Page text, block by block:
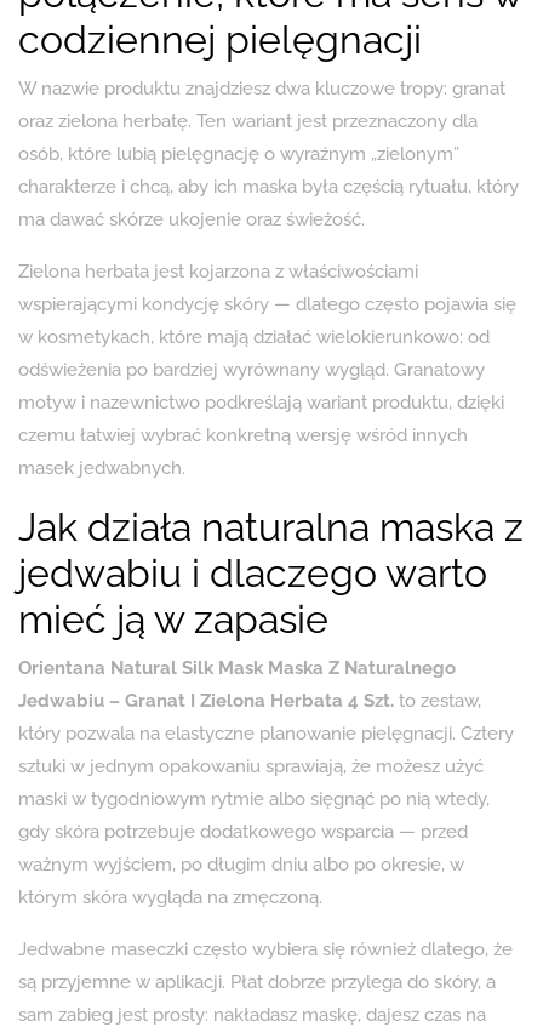
codziennej pielęgnacji
W nazwie produktu znajdziesz dwa kluczowe tropy: granat
oraz zielona herbatę. Ten wariant jest przeznaczony dla
osób, które lubią pielęgnację o wyraźnym „zielonym”
charakterze i chcą, aby ich maska była częścią rytuału, który
ma dawać skórze ukojenie oraz świeżość.
Zielona herbata jest kojarzona z właściwościami
wspierającymi kondycję skóry — dlatego często pojawia się
w kosmetykach, które mają działać wielokierunkowo: od
odświeżenia po bardziej wyrównany wygląd. Granatowy
motyw i nazewnictwo podkreślają wariant produktu, dzięki
czemu łatwiej wybrać konkretną wersję wśród innych
masek jedwabnych.
Jak działa naturalna maska z
jedwabiu i dlaczego warto
mieć ją w zapasie
Orientana Natural Silk Mask Maska Z Naturalnego
Jedwabiu – Granat I Zielona Herbata 4 Szt. to zestaw,
który pozwala na elastyczne planowanie pielęgnacji. Cztery
sztuki w jednym opakowaniu sprawiają, że możesz użyć
maski w tygodniowym rytmie albo sięgnąć po nią wtedy,
gdy skóra potrzebuje dodatkowego wsparcia — przed
ważnym wyjściem, po długim dniu albo po okresie, w
którym skóra wygląda na zmęczoną.
Jedwabne maseczki często wybiera się również dlatego, że
są przyjemne w aplikacji. Płat dobrze przylega do skóry, a
sam zabieg jest prosty: nakładasz maskę, dajesz czas na